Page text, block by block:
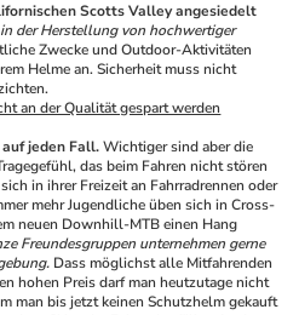
Scotts Valley angesiedelt
der Herstellung von hochwertiger
Zwecke und Outdoor-Aktivitäten
Helme an. Sicherheit muss nicht
an der Qualität gespart werden
jeden Fall. Wichtiger sind aber die
das beim Fahren nicht stören
in ihrer Freizeit an Fahrradrennen oder
mehr Jugendliche üben sich in Cross-
neuen Downhill-MTB einen Hang
Freundesgruppen unternehmen gerne
Dass möglichst alle Mitfahrenden
hohen Preis darf man heutzutage nicht
man bis jetzt keinen Schutzhelm gekauft